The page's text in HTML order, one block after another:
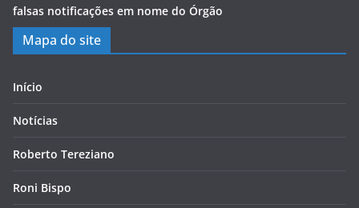
falsas notificações em nome do Órgão
Mapa do site
Início
Notícias
Roberto Tereziano
Roni Bispo